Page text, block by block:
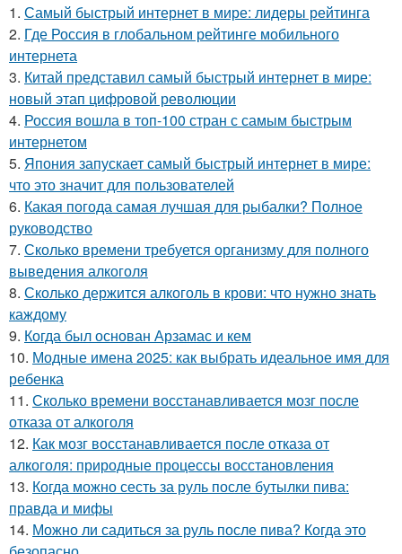
1. Самый быстрый интернет в мире: лидеры рейтинга
2. Где Россия в глобальном рейтинге мобильного
интернета
3. Китай представил самый быстрый интернет в мире:
новый этап цифровой революции
4. Россия вошла в топ-100 стран с самым быстрым
интернетом
5. Япония запускает самый быстрый интернет в мире:
что это значит для пользователей
6. Какая погода самая лучшая для рыбалки? Полное
руководство
7. Сколько времени требуется организму для полного
выведения алкоголя
8. Сколько держится алкоголь в крови: что нужно знать
каждому
9. Когда был основан Арзамас и кем
10. Модные имена 2025: как выбрать идеальное имя для
ребенка
11. Сколько времени восстанавливается мозг после
отказа от алкоголя
12. Как мозг восстанавливается после отказа от
алкоголя: природные процессы восстановления
13. Когда можно сесть за руль после бутылки пива:
правда и мифы
14. Можно ли садиться за руль после пива? Когда это